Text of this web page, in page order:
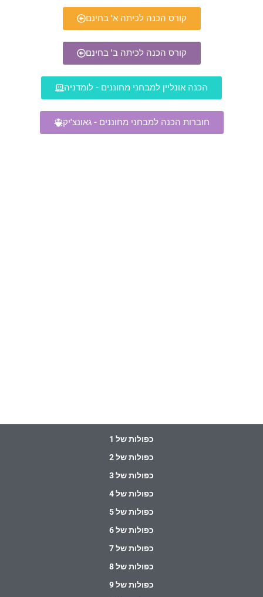
קורס הכנה לכיתה א' בחינם
קורס הכנה לכיתה ב' בחינם
הכנה אונליין למבחני מחוננים - לומדניה
חוברות הכנה למבחני מחוננים - גאונצ'יק
כפולות של 1
כפולות של 2
כפולות של 3
כפולות של 4
כפולות של 5
כפולות של 6
כפולות של 7
כפולות של 8
כפולות של 9